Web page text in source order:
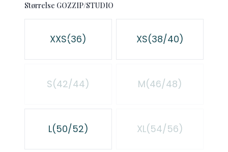
Størrelse GOZZIP/STUDIO
Velg en Størrelse GOZZIP/STUDIO
XXS(36) XS(38/40)
S(42/44) M(46/48)
L(50/52) XL(54/56)